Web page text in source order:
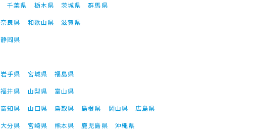
千葉県 栃木県 茨城県
群馬県
奈良県 和歌山県
滋賀県
静岡県
岩手県 宮城県
福島県
福井県 山梨県
富山県
高知県 山口県 鳥取県 島根県 岡山県
広島県
大分県 宮崎県 熊本県 鹿児島県 沖縄県